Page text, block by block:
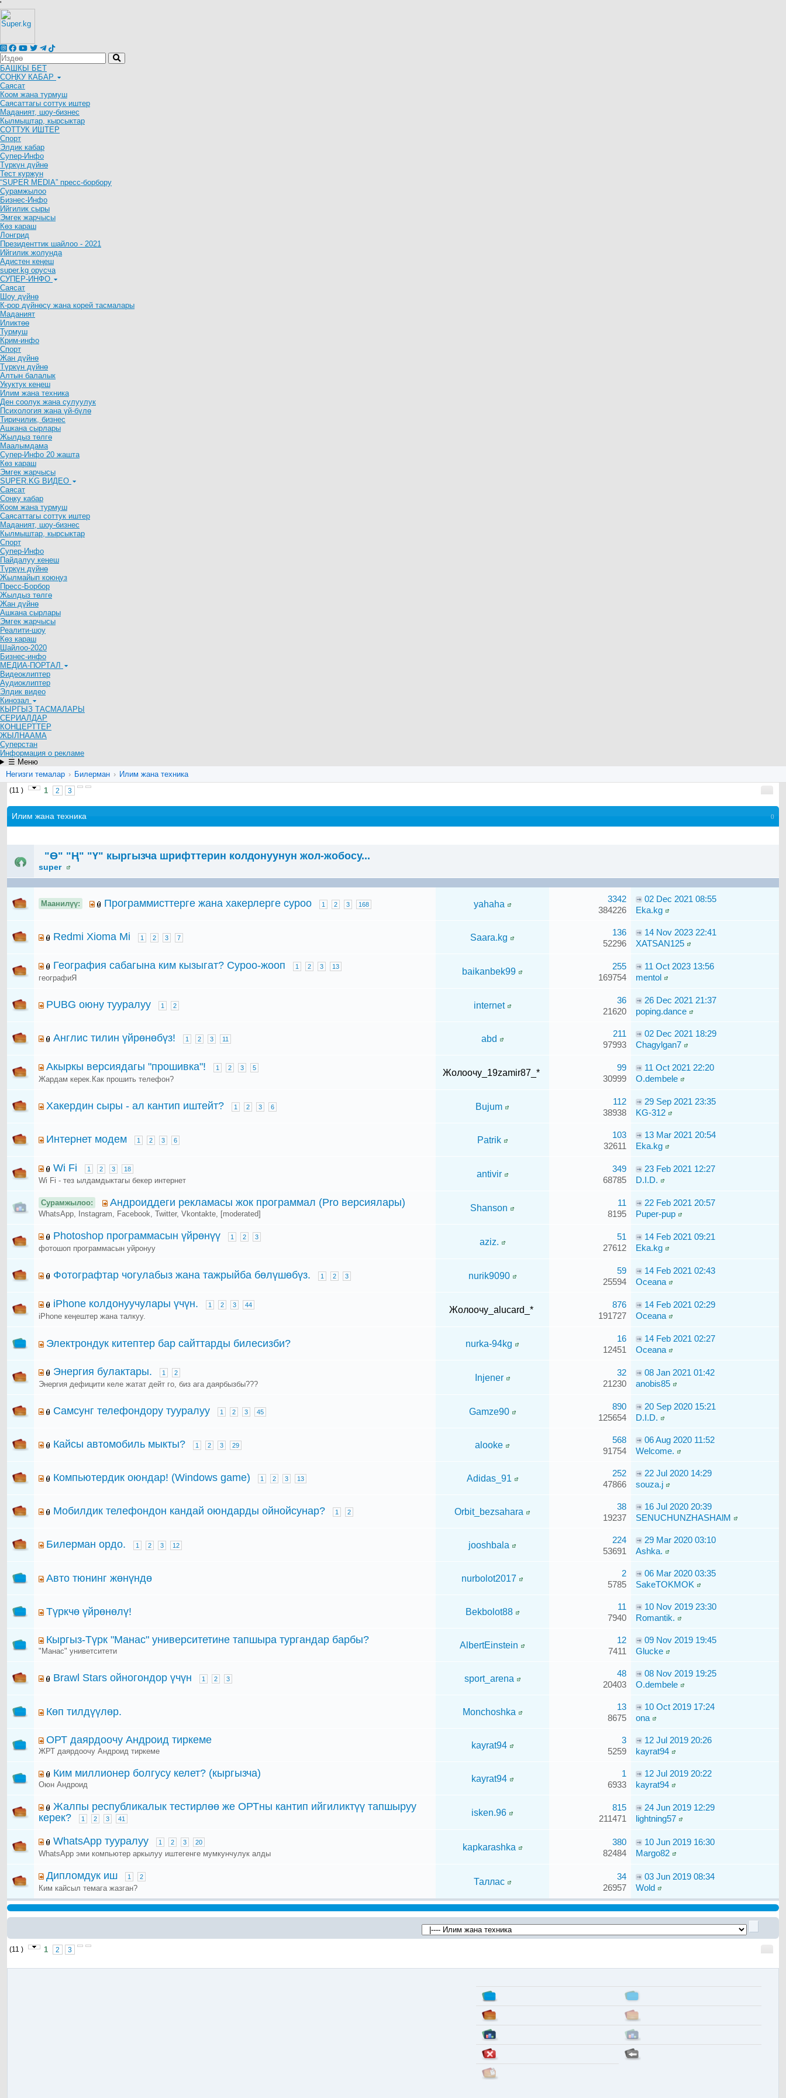
'
БАШКЫ БЕТ
СОҢКУ КАБАР
Саясат
Коом жана турмуш
Саясаттагы соттук иштер
Маданият, шоу-бизнес
Кылмыштар, кырсыктар
СОТТУК ИШТЕР
Спорт
Элдик кабар
Супер-Инфо
Түркүн дүйнө
Тест куржун
“SUPER MEDIA” пресс-борбору
Сурамжылоо
Бизнес-Инфо
Ийгилик сыры
Эмгек жарчысы
Көз караш
Лонгрид
Президенттик шайлоо - 2021
Ийгилик жолунда
Адистен кеңеш
super.kg орусча
СУПЕР-ИНФО
Саясат
Шоу дүйнө
К-рор дүйнөсү жана корей тасмалары
Маданият
Иликтөө
Турмуш
Крим-инфо
Спорт
Жан дүйнө
Түркүн дүйнө
Алтын балалык
Укуктук кеӊеш
Илим жана техника
Ден соолук жана сулуулук
Психология жана үй-бүлө
Тиричилик, бизнес
Ашкана сырлары
Жылдыз төлгө
Маалымдама
Супер-Инфо 20 жашта
Көз караш
Эмгек жарчысы
SUPER.KG ВИДЕО
Саясат
Cоңку кабар
Коом жана турмуш
Саясаттагы соттук иштер
Маданият, шоу-бизнес
Кылмыштар, кырсыктар
Спорт
Супер-Инфо
Пайдалуу кеңеш
Түркүн дүйнө
Жылмайып коюңуз
Пресс-Борбор
Жылдыз төлгө
Жан дүйнө
Ашкана сырлары
Эмгек жарчысы
Реалити-шоу
Көз караш
Шайлоо-2020
Бизнес-инфо
МЕДИА-ПОРТАЛ
Видеоклиптер
Аудиоклиптер
Элдик видео
Кинозал
КЫРГЫЗ ТАСМАЛАРЫ
СЕРИАЛДАР
КОНЦЕРТТЕР
ЖЫЛНААМА
Суперстан
Информация о рекламе
☰ Меню
Негизги темалар › Билерман › Илим жана техника
(11 ) 1 2 3
Илим жана техника ()
"Ө" "Ң" "Ү" кыргызча шрифттерин колдонуунун жол-жобосу...
super
Маанилүү: Программисттерге жана хакерлерге суроо 1 2 3 168 yahaha
3342
384226
02 Dec 2021 08:55
Eka.kg
Redmi Xioma Mi 1 2 3 7 Saara.kg
136
52296
14 Nov 2023 22:41
XATSAN125
География сабагына ким кызыгат? Суроо-жооп 1 2 3 13
географиЯ
baikanbek99
255
169754
11 Oct 2023 13:56
mentol
PUBG оюну тууралуу 1 2 internet
36
21620
26 Dec 2021 21:37
poping.dance
Англис тилин үйрөнөбүз! 1 2 3 11 abd
211
97993
02 Dec 2021 18:29
Chagylgan7
Акыркы версиядагы "прошивка"! 1 2 3 5
Жардам керек.Как прошить телефон?
Жолоочу_19zamir87_*
99
30999
11 Oct 2021 22:20
O.dembele
Хакердин сыры - ал кантип иштейт? 1 2 3 6 Bujum
112
38938
29 Sep 2021 23:35
KG-312
Интернет модем 1 2 3 6 Patrik
103
32611
13 Mar 2021 20:54
Eka.kg
Wi Fi 1 2 3 18
Wi Fi - тез ылдамдыктагы бекер интернет
antivir
349
68785
23 Feb 2021 12:27
D.I.D.
Сурамжылоо: Андроиддеги рекламасы жок программал (Pro версиялары)
WhatsApp, Instagram, Facebook, Twitter, Vkontakte, [moderated]
Shanson
11
8195
22 Feb 2021 20:57
Puper-pup
Photoshop программасын үйрөнүү 1 2 3
фотошоп программасын уйронуу
aziz.
51
27612
14 Feb 2021 09:21
Eka.kg
Фотографтар чогулабыз жана тажрыйба бөлүшөбүз. 1 2 3 nurik9090
59
25594
14 Feb 2021 02:43
Oceana
iPhone колдонуучулары үчүн. 1 2 3 44
iPhone кеңештер жана талкуу.
Жолоочу_alucard_*
876
191727
14 Feb 2021 02:29
Oceana
Электрондук китептер бар сайттарды билесизби? nurka-94kg
16
12451
14 Feb 2021 02:27
Oceana
Энергия булактары. 1 2
Энергия дефицити келе жатат дейт го, биз ага даярбызбы???
Injener
32
21230
08 Jan 2021 01:42
anobis85
Самсунг телефондору тууралуу 1 2 3 45 Gamze90
890
125654
20 Sep 2020 15:21
D.I.D.
Кайсы автомобиль мыкты? 1 2 3 29 alooke
568
91754
06 Aug 2020 11:52
Welcome.
Компьютердик оюндар! (Windows game) 1 2 3 13 Adidas_91
252
47866
22 Jul 2020 14:29
souza.j
Мобилдик телефондон кандай оюндарды ойнойсунар? 1 2 Orbit_bezsahara
38
19237
16 Jul 2020 20:39
SENUCHUNZHASHAlM
Билерман ордо. 1 2 3 12 jooshbala
224
53691
29 Mar 2020 03:10
Ashka.
Авто тюнинг жөнүндө nurbolot2017
2
5785
06 Mar 2020 03:35
SakeTOKMOK
Түркчө үйрөнөлү! Bekbolot88
11
7940
10 Nov 2019 23:30
Romantik.
Кыргыз-Түрк "Манас" университетине тапшыра тургандар барбы?
"Манас" униветситети
AlbertEinstein
12
7411
09 Nov 2019 19:45
Glucke
Brawl Stars ойногондор үчүн 1 2 3 sport_arena
48
20403
08 Nov 2019 19:25
O.dembele
Көп тилдүүлөр. Monchoshka
13
8675
10 Oct 2019 17:24
ona
ОРТ даярдоочу Андроид тиркеме
ЖРТ даярдоочу Андроид тиркеме
kayrat94
3
5259
12 Jul 2019 20:26
kayrat94
Ким миллионер болгусу келет? (кыргызча)
Оюн Андроид
kayrat94
1
6933
12 Jul 2019 20:22
kayrat94
Жалпы республикалык тестирлөө же ОРТны кантип ийгиликтүү тапшыруу
керек?
1 2 3 41
isken.96
815
211471
24 Jun 2019 12:29
lightning57
WhatsApp тууралуу 1 2 3 20
WhatsApp эми компьютер аркылуу иштегенге мумкунчулук алды
kapkarashka
380
82484
10 Jun 2019 16:30
Margo82
Дипломдук иш 1 2
Ким кайсыл темага жазган?
Таллас
34
26957
03 Jun 2019 08:34
Wold
(11 ) 1 2 3